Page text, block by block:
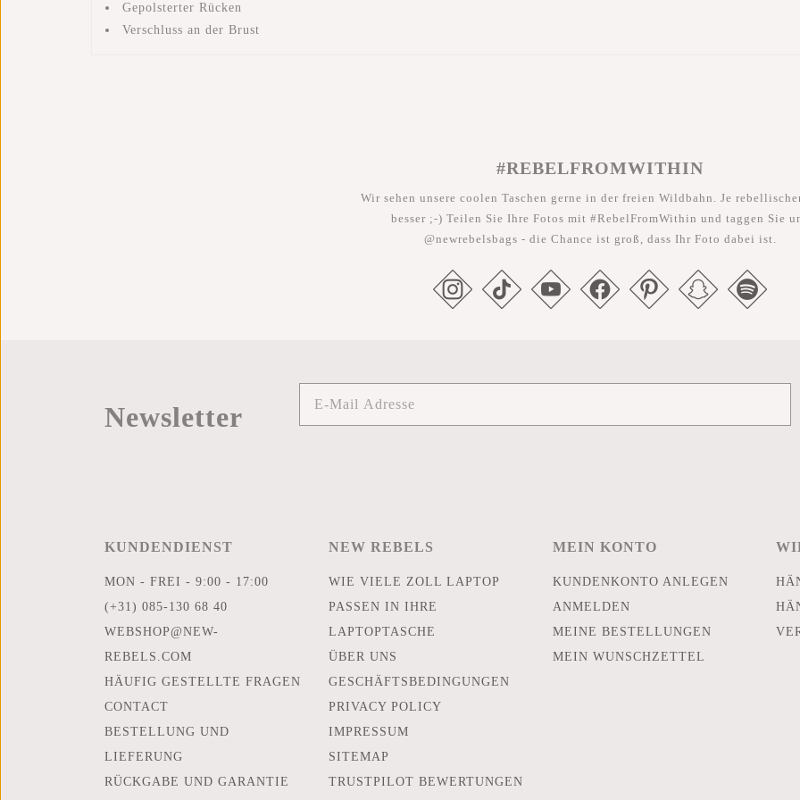
Gepolsterter Rücken
Verschluss an der Brust
#REBELFROMWITHIN
Wir sehen unsere coolen Taschen gerne in der freien Wildbahn. Je
besser ;-) Teilen Sie Ihre Fotos mit #RebelFromWithin und taggen Sie
@newrebelsbags - die Chance ist groß, dass Ihr Foto dabei ist.
Newsletter
KUNDENDIENST
MON - FREI - 9:00 - 17:00
(+31) 085-130 68 40
WEBSHOP@NEW-
REBELS.COM
HÄUFIG GESTELLTE FRAGEN
CONTACT
BESTELLUNG UND
LIEFERUNG
RÜCKGABE UND GARANTIE
NEW REBELS
WIE VIELE ZOLL LAPTOP
PASSEN IN IHRE
LAPTOPTASCHE
ÜBER UNS
GESCHÄFTSBEDINGUNGEN
PRIVACY POLICY
IMPRESSUM
SITEMAP
TRUSTPILOT BEWERTUNGEN
MEIN KONTO
KUNDENKONTO ANLEGEN
ANMELDEN
MEINE BESTELLUNGEN
MEIN WUNSCHZETTEL